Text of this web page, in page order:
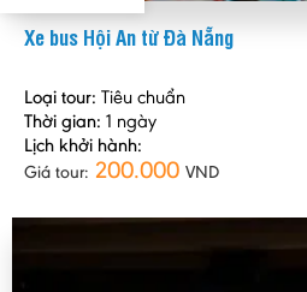
Xe bus Hội An từ Đà Nẵng
Loại tour: Tiêu chuẩn
Thời gian: 1 ngày
Lịch khởi hành:
Giá tour: 200.000 VND